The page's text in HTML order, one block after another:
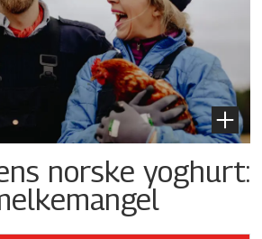
norske yoghurt: